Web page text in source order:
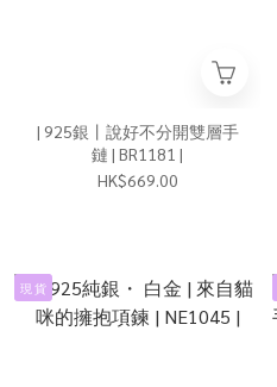
| 925銀丨說好不分開雙層手
鏈 | BR1181 |
HK$669.00
現 貨